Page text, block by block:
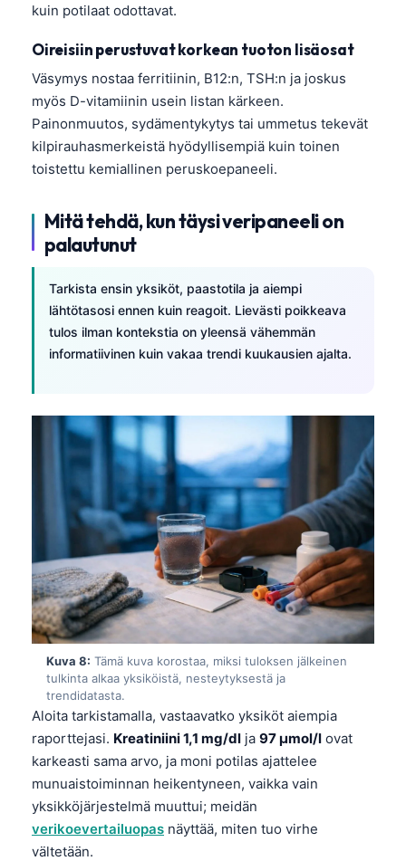
kuin potilaat odottavat.
Oireisiin perustuvat korkean tuoton lisäosat
Väsymys nostaa ferritiinin, B12:n, TSH:n ja joskus
myös D-vitamiinin usein listan kärkeen.
Painonmuutos, sydämentykytys tai ummetus tekevät
kilpirauhasmerkeistä hyödyllisempiä kuin toinen
toistettu kemiallinen peruskoepaneeli.
Mitä tehdä, kun täysi veripaneeli on
palautunut
Tarkista ensin yksiköt, paastotila ja aiempi
lähtötasosi ennen kuin reagoit. Lievästi poikkeava
tulos ilman kontekstia on yleensä vähemmän
informatiivinen kuin vakaa trendi kuukausien ajalta.
Kuva 8: Tämä kuva korostaa, miksi tuloksen jälkeinen
tulkinta alkaa yksiköistä, nesteytyksestä ja
trendidatasta.
Aloita tarkistamalla, vastaavatko yksiköt aiempia
raporttejasi. Kreatiniini 1,1 mg/dl ja 97 µmol/l ovat
karkeasti sama arvo, ja moni potilas ajattelee
munuaistoiminnan heikentyneen, vaikka vain
yksikköjärjestelmä muuttui; meidän
verikoevertailuopas näyttää, miten tuo virhe
vältetään.
Dansk
Nederlands
हिन्दी
Bahasa Indonesia
Հայերեն
Íslenska
Српски језик
Svenska
Bosanski
Azərbaycan dili
日本語
Čeština
ქართული
Русский
한국어
Slovenščina
Shqip
বাংলা
తెలుగు
தமிழ்
മലയാളം